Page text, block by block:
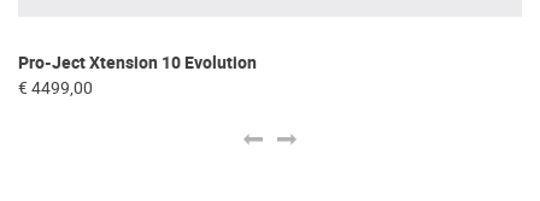
Pro-Ject Xtension 10 Evolution
€ 4499,00